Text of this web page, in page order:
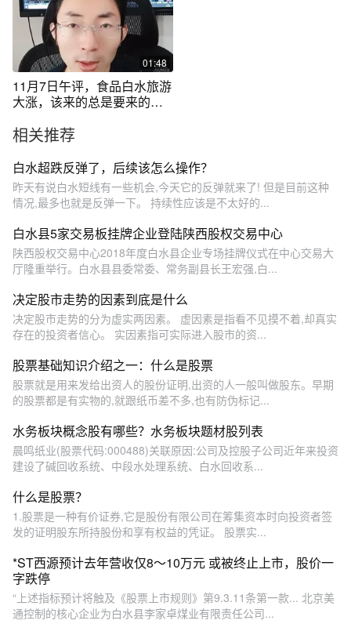
01:48
11月7日午评，食品白水旅游
大涨，该来的总是要来的！ #
#金融财经
相关推荐
白水超跌反弹了，后续该怎么操作？
昨天有说白水短线有一些机会,今天它的反弹就来了! 但是目前这种
情况,最多也就是反弹一下。 持续性应该是不太好的...
白水县5家交易板挂牌企业登陆陕西股权交易中心
陕西股权交易中心2018年度白水县企业专场挂牌仪式在中心交易大
厅隆重举行。白水县县委常委、常务副县长王宏强,白...
决定股市走势的因素到底是什么
决定股市走势的分为虚实两因素。 虚因素是指看不见摸不着,却真实
存在的投资者信心。 实因素指可实际进入股市的资...
股票基础知识介绍之一：什么是股票
股票就是用来发给出资人的股份证明,出资的人一般叫做股东。早期
的股票都是有实物的,就跟纸币差不多,也有防伪标记...
水务板块概念股有哪些？水务板块题材股列表
晨鸣纸业(股票代码:000488)关联原因:公司及控股子公司近年来投资
建设了碱回收系统、中段水处理系统、白水回收系...
什么是股票？
1.股票是一种有价证券,它是股份有限公司在筹集资本时向投资者签
发的证明股东所持股份和享有权益的凭证。 股票实...
*ST西源预计去年营收仅8～10万元 或被终止上市，股价一
字跌停
“上述指标预计将触及《股票上市规则》第9.3.11条第一款... 北京美
通控制的核心企业为白水县李家卓煤业有限责任公司...